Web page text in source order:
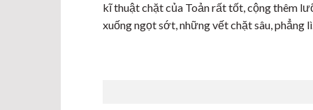
kĩ thuật chặt của Toản rất tốt, cộng thêm
xuống ngọt sớt, những vết chặt sâu, phẳng